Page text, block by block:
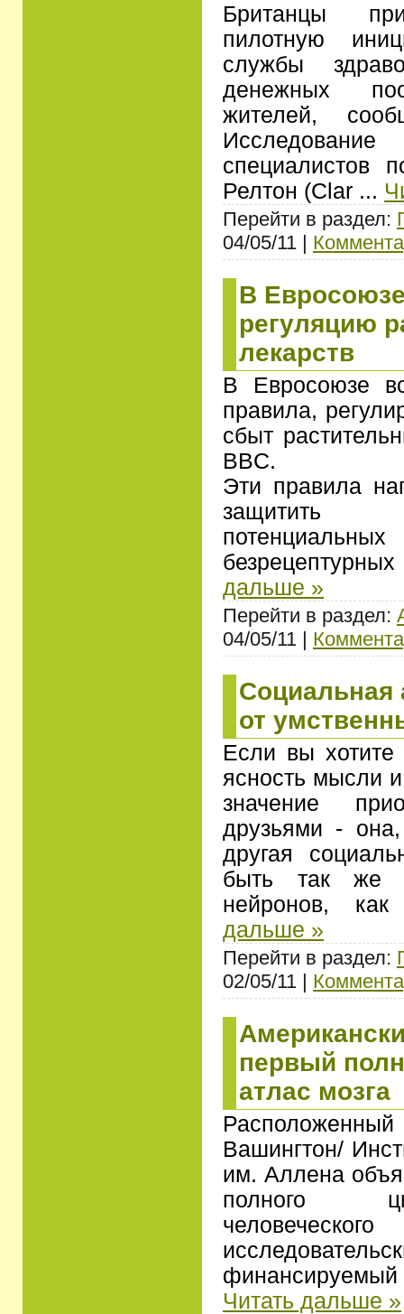
Британцы
пилотную
службы
денежных
жителей,
специалистов
Релтон (Clar ...
Перейти в раздел:
04/05/11 |
В
регуляцию
лекарств
В Евросоюзе
правила,
сбыт
BBC.
Эти правила
защитить
дальше »
Перейти в раздел:
04/05/11 |
Социальная
от
Если вы хотите
ясность мысли
значение
друзьями -
другая
быть так же
нейронов,
дальше »
Перейти в раздел:
02/05/11 |
первый
атлас мозга
Вашингтон/
им. Аллена
полного
Читать дальше »